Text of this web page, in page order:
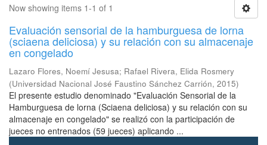
Now showing items 1-1 of 1
Evaluación sensorial de la hamburguesa de lorna
(sciaena deliciosa) y su relación con su almacenaje
en congelado
Lazaro Flores, Noemí Jesusa; Rafael Rivera, Elida Rosmery
(Universidad Nacional José Faustino Sánchez Carrión, 2015)
El presente estudio denominado "Evaluación Sensorial de la
Hamburguesa de lorna (Sciaena deliciosa) y su relación con su
almacenaje en congelado" se realizó con la participación de
jueces no entrenados (59 jueces) aplicando ...